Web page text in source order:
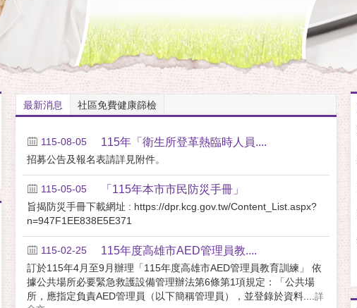
最新消息 社區免費健康篩檢
115-08-05 115年「衛生所登革熱臨時人員....
招募公告及報名表請詳見附件。
115-05-05 「115年本市市民防災手冊」
旨揭防災手冊下載網址 : https://dpr.kcg.gov.tw/Content_List.aspx?
n=947F1EE838E5E371
115-02-25 115年度高雄市AED管理員教....
訂於115年4月至9月辦理「115年度高雄市AED管理員教育訓練」 依
據公共場所必要緊急救護設備管理辦法第6條第1項規定：「公共場
所，應指定負責AED管理員（以下簡稱管理員），並登錄於資料.... 詳